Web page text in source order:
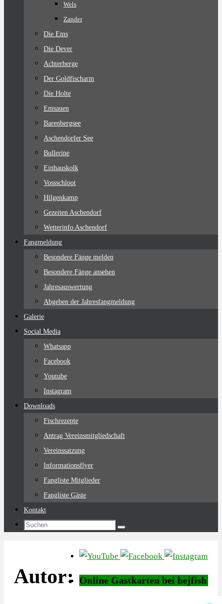
Wels
Zander
Die Ems
Die Dever
Achterberge
Der Goldfischarm
Die Holte
Emsauen
Barenbergsee
Aschendorfer See
Bullerine
Einhauskolk
Vossschloot
Hilgenkamp
Gezeiten Aschendorf
Wetterinfo Aschendorf
Fangmeldung
Besondere Fänge melden
Besondere Fänge ansehen
Jahresauswertung
Abgeben der Jahresfangmeldung
Galerie
Social Media
Whatsapp
Facebook
Youtube
Instagram
Downloads
Fischrezepte
Antrag Vereinsmitgliedschaft
Vereinssatzung
Informationsflyer
Fangliste Mitglieder
Fangliste Gäste
Kontakt
Suchen
Suchen
Autor: Online Gastkarten bei hejfish